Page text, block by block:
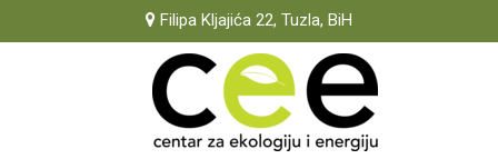
Filipa Kljajića 22, Tuzla, BiH